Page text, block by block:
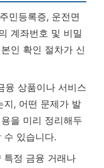
민등록증, 운전면
계좌번호 및 비밀
인 확인 절차가 신
융 상품이나 서비스
지, 어떤 문제가 발
을 미리 정리해두
수 있습니다.
특정 금융 거래나